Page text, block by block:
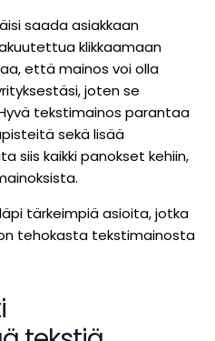
saada asiakkaan
klikkaamaan
että mainos voi olla
joten se
tekstimainos parantaa
sekä lisää
siis kaikki panokset kehiin,
tärkeimpiä asioita, jotka
tehokasta tekstimainosta